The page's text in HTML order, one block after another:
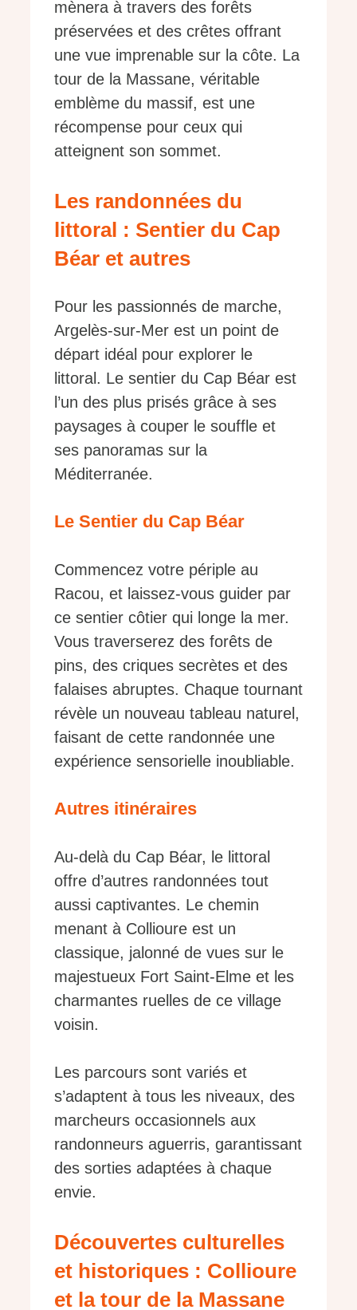
mènera à travers des forêts
préservées et des crêtes offrant
une vue imprenable sur la côte. La
tour de la Massane, véritable
emblème du massif, est une
récompense pour ceux qui
atteignent son sommet.
Les randonnées du
littoral : Sentier du Cap
Béar et autres
Pour les passionnés de marche,
Argelès-sur-Mer est un point de
départ idéal pour explorer le
littoral. Le sentier du Cap Béar est
l’un des plus prisés grâce à ses
paysages à couper le souffle et
ses panoramas sur la
Méditerranée.
Le Sentier du Cap Béar
Commencez votre périple au
Racou, et laissez-vous guider par
ce sentier côtier qui longe la mer.
Vous traverserez des forêts de
pins, des criques secrètes et des
falaises abruptes. Chaque tournant
révèle un nouveau tableau naturel,
faisant de cette randonnée une
expérience sensorielle inoubliable.
Autres itinéraires
Au-delà du Cap Béar, le littoral
offre d’autres randonnées tout
aussi captivantes. Le chemin
menant à Collioure est un
classique, jalonné de vues sur le
majestueux Fort Saint-Elme et les
charmantes ruelles de ce village
voisin.
Les parcours sont variés et
s’adaptent à tous les niveaux, des
marcheurs occasionnels aux
randonneurs aguerris, garantissant
des sorties adaptées à chaque
envie.
Découvertes culturelles
et historiques : Collioure
et la tour de la Massane